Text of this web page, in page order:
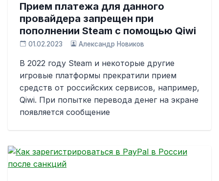
Прием платежа для данного
провайдера запрещен при
пополнении Steam с помощью Qiwi
01.02.2023 Александр Новиков
В 2022 году Steam и некоторые другие
игровые платформы прекратили прием
средств от российских сервисов, например,
Qiwi. При попытке перевода денег на экране
появляется сообщение